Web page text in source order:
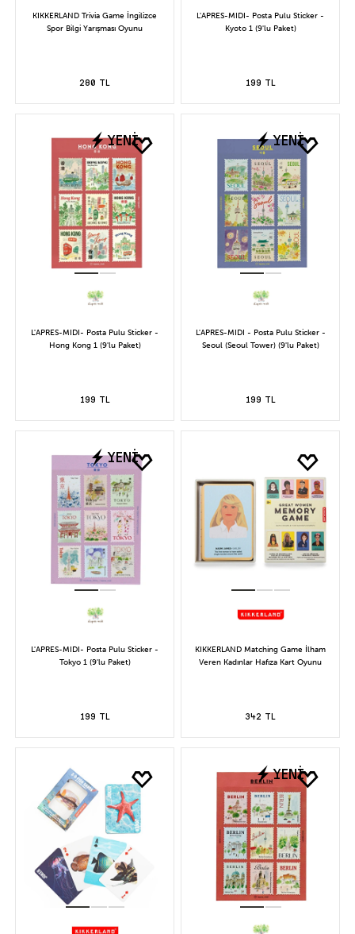
KIKKERLAND Trivia Game İngilizce
Spor Bilgi Yarışması Oyunu
280 TL
L'APRES-MIDI- Posta Pulu Sticker -
Kyoto 1 (9'lu Paket)
199 TL
YENİ
L'APRES-MIDI- Posta Pulu Sticker -
Hong Kong 1 (9'lu Paket)
199 TL
YENİ
L'APRES-MIDI - Posta Pulu Sticker -
Seoul (Seoul Tower) (9'lu Paket)
199 TL
YENİ
L'APRES-MIDI- Posta Pulu Sticker -
Tokyo 1 (9'lu Paket)
199 TL
KIKKERLAND Matching Game İlham
Veren Kadınlar Hafıza Kart Oyunu
342 TL
YENİ